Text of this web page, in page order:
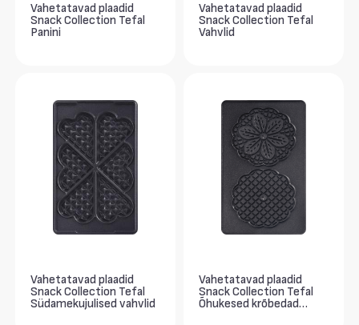
Vahetatavad plaadid
Snack Collection Tefal
Panini
Vahetatavad plaadid
Snack Collection Tefal
Vahvlid
Vahetatavad plaadid
Snack Collection Tefal
Südamekujulised vahvlid
Vahetatavad plaadid
Snack Collection Tefal
Õhukesed krõbedad